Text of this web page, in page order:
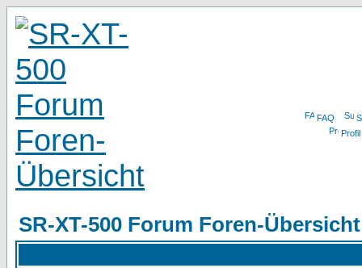
FAQ
Profil
SR-XT-500 Forum Foren-Übersicht